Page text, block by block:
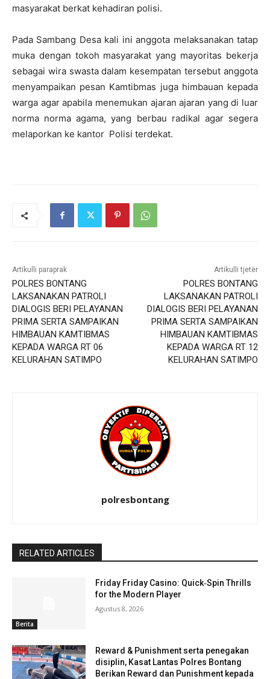
masyarakat berkat kehadiran polisi.
Pada Sambang Desa kali ini anggota melaksanakan tatap
muka dengan tokoh masyarakat yang mayoritas bekerja
sebagai wira swasta dalam kesempatan tersebut anggota
menyampaikan pesan Kamtibmas juga himbauan kepada
warga agar apabila menemukan ajaran ajaran yang di luar
norma norma agama, yang berbau radikal agar segera
melaporkan ke kantor Polisi terdekat.
Artikulli paraprak
POLRES BONTANG
LAKSANAKAN PATROLI
DIALOGIS BERI PELAYANAN
PRIMA SERTA SAMPAIKAN
HIMBAUAN KAMTIBMAS
KEPADA WARGA RT 06
KELURAHAN SATIMPO
Artikulli tjetër
POLRES BONTANG
LAKSANAKAN PATROLI
DIALOGIS BERI PELAYANAN
PRIMA SERTA SAMPAIKAN
HIMBAUAN KAMTIBMAS
KEPADA WARGA RT 12
KELURAHAN SATIMPO
polresbontang
RELATED ARTICLES
Berita
Friday Friday Casino: Quick‑Spin Thrills
for the Modern Player
Agustus 8, 2026
Reward & Punishment serta penegakan
disiplin, Kasat Lantas Polres Bontang
Berikan Reward dan Punishment kepada